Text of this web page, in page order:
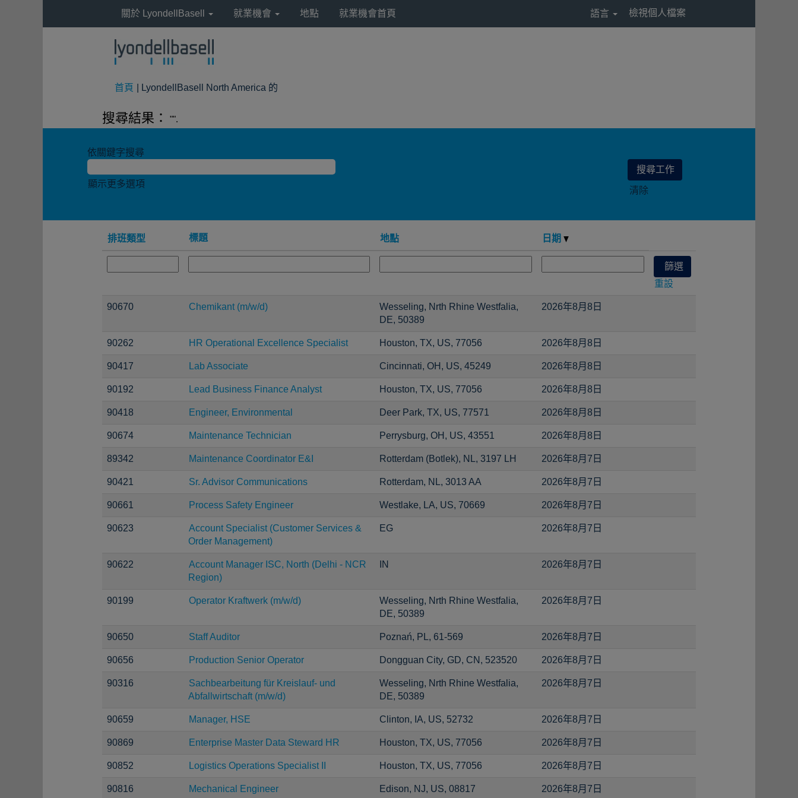
關於 LyondellBasell 就業機會 地點 就業機會首頁 語言 檢視個人檔案
首頁 LyondellBasell North America 的
面)
搜尋結果： "".
依關鍵字搜尋
顯示更多選項
清除
排班類型 標題 地點 日期
重設
90670 Chemikant (m/w/d)
Wesseling, Nrth Rhine Westfalia,
DE, 50389
2026年8月8日
90262 HR Operational Excellence Specialist Houston, TX, US, 77056 2026年8月8日
90417 Lab Associate Cincinnati, OH, US, 45249 2026年8月8日
90192 Lead Business Finance Analyst Houston, TX, US, 77056 2026年8月8日
90418 Engineer, Environmental Deer Park, TX, US, 77571 2026年8月8日
90674 Maintenance Technician Perrysburg, OH, US, 43551 2026年8月8日
89342 Maintenance Coordinator E&I Rotterdam (Botlek), NL, 3197 LH 2026年8月7日
90421 Sr. Advisor Communications Rotterdam, NL, 3013 AA 2026年8月7日
90661 Process Safety Engineer Westlake, LA, US, 70669 2026年8月7日
90623
Account Specialist (Customer Services &
Order Management)
EG 2026年8月7日
90622
Account Manager ISC, North (Delhi - NCR
Region)
IN 2026年8月7日
90199 Operator Kraftwerk (m/w/d)
Wesseling, Nrth Rhine Westfalia,
DE, 50389
2026年8月7日
90650 Staff Auditor Poznań, PL, 61-569 2026年8月7日
90656 Production Senior Operator Dongguan City, GD, CN, 523520 2026年8月7日
90316
Sachbearbeitung für Kreislauf- und
Abfallwirtschaft (m/w/d)
Wesseling, Nrth Rhine Westfalia,
DE, 50389
2026年8月7日
90659 Manager, HSE Clinton, IA, US, 52732 2026年8月7日
90869 Enterprise Master Data Steward HR Houston, TX, US, 77056 2026年8月7日
90852 Logistics Operations Specialist II Houston, TX, US, 77056 2026年8月7日
90816 Mechanical Engineer Edison, NJ, US, 08817 2026年8月7日